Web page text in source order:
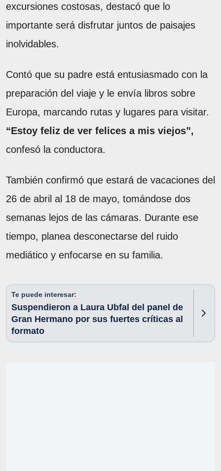
excursiones costosas, destacó que lo
importante será disfrutar juntos de paisajes
inolvidables.
Contó que su padre está entusiasmado con la
preparación del viaje y le envía libros sobre
Europa, marcando rutas y lugares para visitar.
“Estoy feliz de ver felices a mis viejos”,
confesó la conductora.
También confirmó que estará de vacaciones del
26 de abril al 18 de mayo, tomándose dos
semanas lejos de las cámaras. Durante ese
tiempo, planea desconectarse del ruido
mediático y enfocarse en su familia.
Te puede interesar:
Suspendieron a Laura Ubfal del panel de
Gran Hermano por sus fuertes críticas al
formato